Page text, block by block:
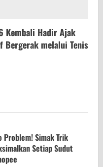
Kembali Hadir Ajak
Bergerak melalui Tenis
Problem! Simak Trik
Setiap Sudut